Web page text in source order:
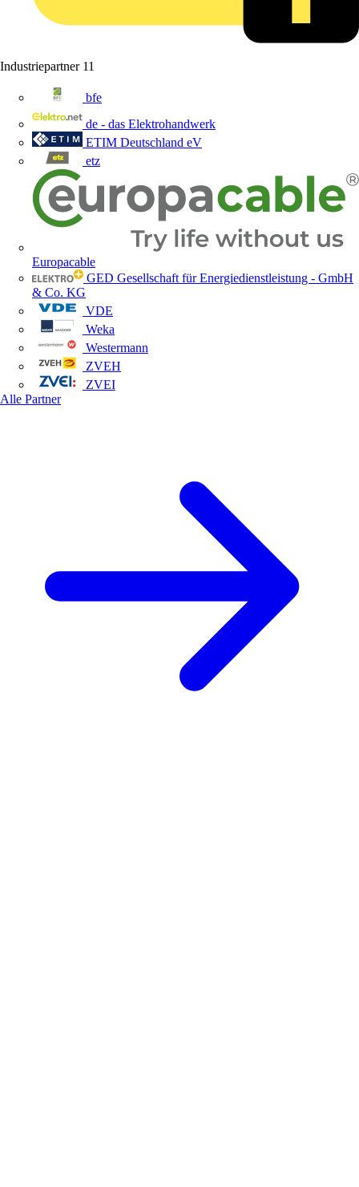
Industriepartner 11
bfe
de - das Elektrohandwerk
ETIM Deutschland eV
etz
Europacable
GED Gesellschaft für Energiedienstleistung - GmbH
& Co. KG
VDE
Weka
Westermann
ZVEH
ZVEI
Alle Partner